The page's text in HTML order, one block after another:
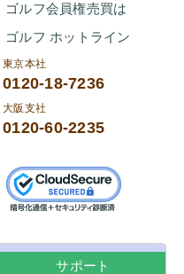
ゴルフ会員権売買は
ゴルフ ホットライン
東京本社
0120-18-7236
大阪支社
0120-60-2235
サポート